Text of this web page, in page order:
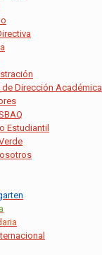
de Dirección Académica
Estudiantil